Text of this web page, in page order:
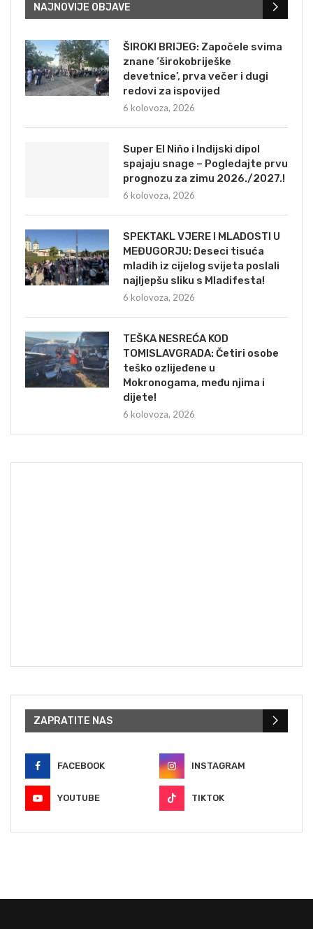
NAJNOVIJE OBJAVE
ŠIROKI BRIJEG: Započele svima
znane ‘širokobriješke
devetnice’, prva večer i dugi
redovi za ispovijed
6 kolovoza, 2026
Super El Niño i Indijski dipol
spajaju snage – Pogledajte prvu
prognozu za zimu 2026./2027.!
6 kolovoza, 2026
SPEKTAKL VJERE I MLADOSTI U
MEĐUGORJU: Deseci tisuća
mladih iz cijelog svijeta poslali
najljepšu sliku s Mladifesta!
6 kolovoza, 2026
TEŠKA NESREĆA KOD
TOMISLAVGRADA: Četiri osobe
teško ozlijeđene u
Mokronogama, među njima i
dijete!
6 kolovoza, 2026
ZAPRATITE NAS
FACEBOOK INSTAGRAM
YOUTUBE TIKTOK